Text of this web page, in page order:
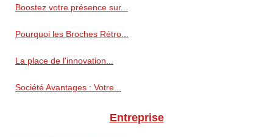
Boostez votre présence sur...
Pourquoi les Broches Rétro...
La place de l'innovation...
Société Avantages : Votre...
Entreprise